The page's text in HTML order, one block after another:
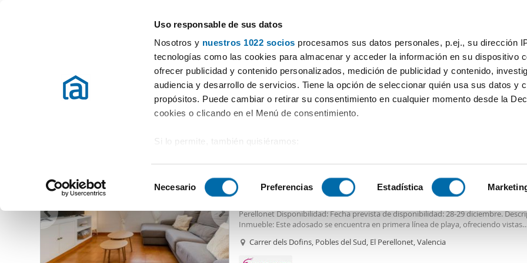
Uso responsable de sus datos
Nosotros y nuestros 1022 socios procesamos sus datos personales, p.ej., su dirección
tecnologías como las cookies para almacenar y acceder la información en su dispositivo
ofrecer publicidad y contenido personalizados, medición de publicidad y contenido,
audiencia y desarrollo de servicios. Tiene la opción de seleccionar quién usa sus datos y
propósitos. Puede cambiar o retirar su consentimiento en cualquier momento desde la
cookies o clicando en el Menú de consentimiento.
Si lo permite, también quisiéramos:
Identificar su dispositivo analizándolo activamente para buscar características
Obtenga más información sobre cómo se procesan sus datos personales y establezca
preferencias en la
sección de datos. Puede cambiar o retirar su consentimiento en
en la Declaración de cookies.
e
e
c
c
Necesario Preferencias Estadística
Elegir población Habitaciones Más filtros - 1
Alquiler pisos Valencia / València Alquiler Casas Valencia / València
Alquiler Casas Valencia / València provincia (234 viviendas)
Casa / Chalet en alquiler en València de 120 m2
Perellonet Disponibilidad: Fecha prevista de disponibilidad: 28-29 diciembre.
Inmueble: Este adosado se encuentra en primera línea de playa, ofreciendo vistas
de los días soleados en la costa. Características del Inmueble: Tipo: Adosado en
línea de playa, con varias alturas (sin ascensor). Habitaciones: 3 habitaciones
Carrer dels Dofins, Pobles del Sud, El Perellonet, Valencia